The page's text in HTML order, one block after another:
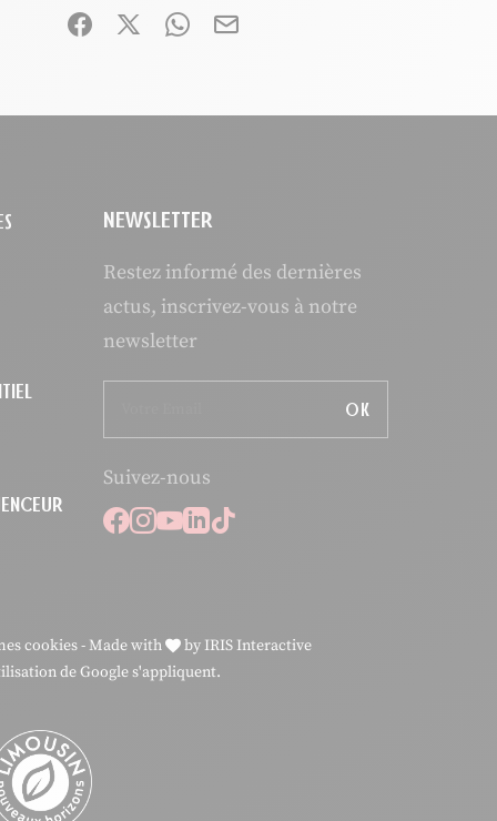
Partager sur Facebook (nouvelle fenêtre)
Partager sur X / Twitter (nouvelle
Partager sur WhatsApp
Partager par mail
NEWSLETTER
Restez informé des dernières
actus, inscrivez-vous à notre
newsletter
OK
Suivez-nous
Suivez-nous sur Facebook
Suivez-nous sur Instagram
Suivez-nous sur Youtube
Suivez-nous sur
cookies-Made with by IRIS Interactive
de Google s'appliquent.